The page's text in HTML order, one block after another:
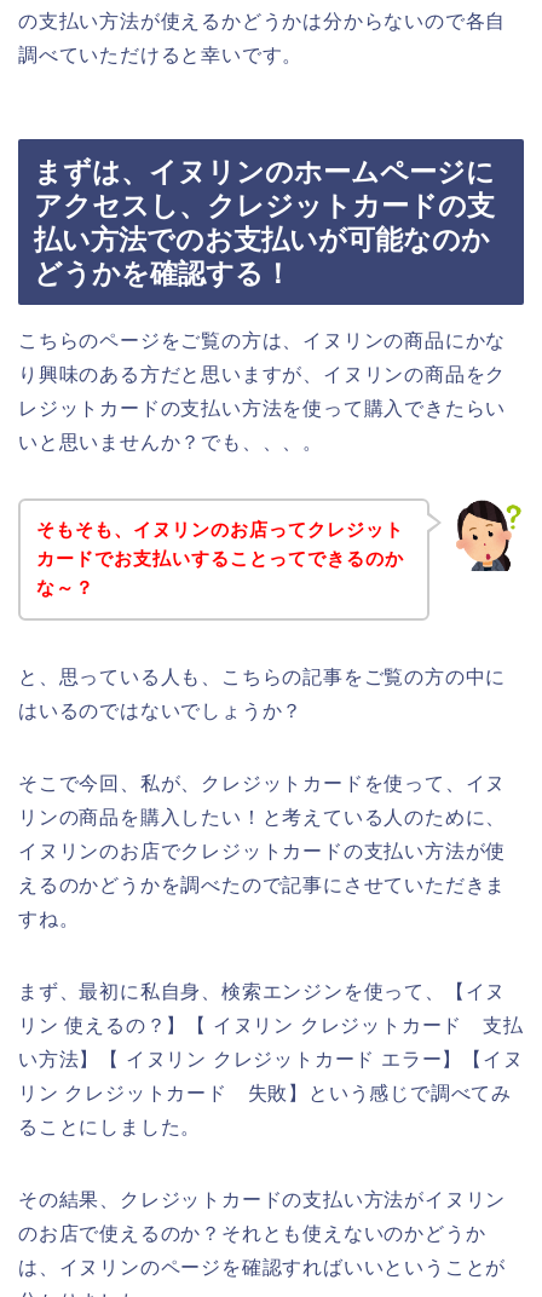
の支払い方法が使えるかどうかは分からないので各自
調べていただけると幸いです。
まずは、イヌリンのホームページに
アクセスし、クレジットカードの支
払い方法でのお支払いが可能なのか
どうかを確認する！
こちらのページをご覧の方は、イヌリンの商品にかな
り興味のある方だと思いますが、イヌリンの商品をク
レジットカードの支払い方法を使って購入できたらい
いと思いませんか？でも、、、。
そもそも、イヌリンのお店ってクレジット
カードでお支払いすることってできるのか
な～？
と、思っている人も、こちらの記事をご覧の方の中に
はいるのではないでしょうか？
そこで今回、私が、クレジットカードを使って、イヌ
リンの商品を購入したい！と考えている人のために、
イヌリンのお店でクレジットカードの支払い方法が使
えるのかどうかを調べたので記事にさせていただきま
すね。
まず、最初に私自身、検索エンジンを使って、【イヌ
リン 使えるの？】【 イヌリン クレジットカード 支払
い方法】【 イヌリン クレジットカード エラー】【イヌ
リン クレジットカード 失敗】という感じで調べてみ
ることにしました。
その結果、クレジットカードの支払い方法がイヌリン
のお店で使えるのか？それとも使えないのかどうか
は、イヌリンのページを確認すればいいということが